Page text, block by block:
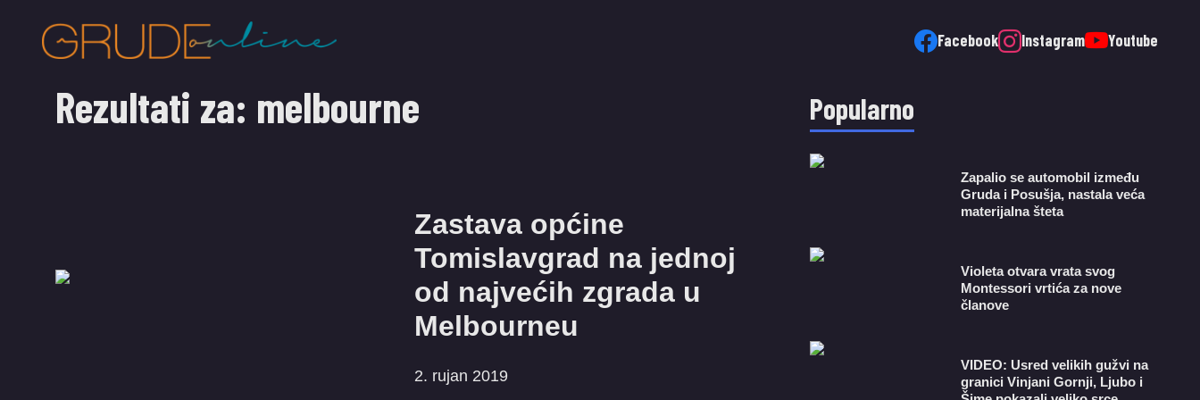
Facebook Instagram Youtube
Rezultati za: melbourne
Zastava općine
Tomislavgrad na jednoj
od najvećih zgrada u
Melbourneu
2. rujan 2019
Popularno
Zapalio se automobil između
Gruda i Posušja, nastala veća
materijalna šteta
Violeta otvara vrata svog
Montessori vrtića za nove
članove
VIDEO: Usred velikih gužvi na
granici Vinjani Gornji, Ljubo i